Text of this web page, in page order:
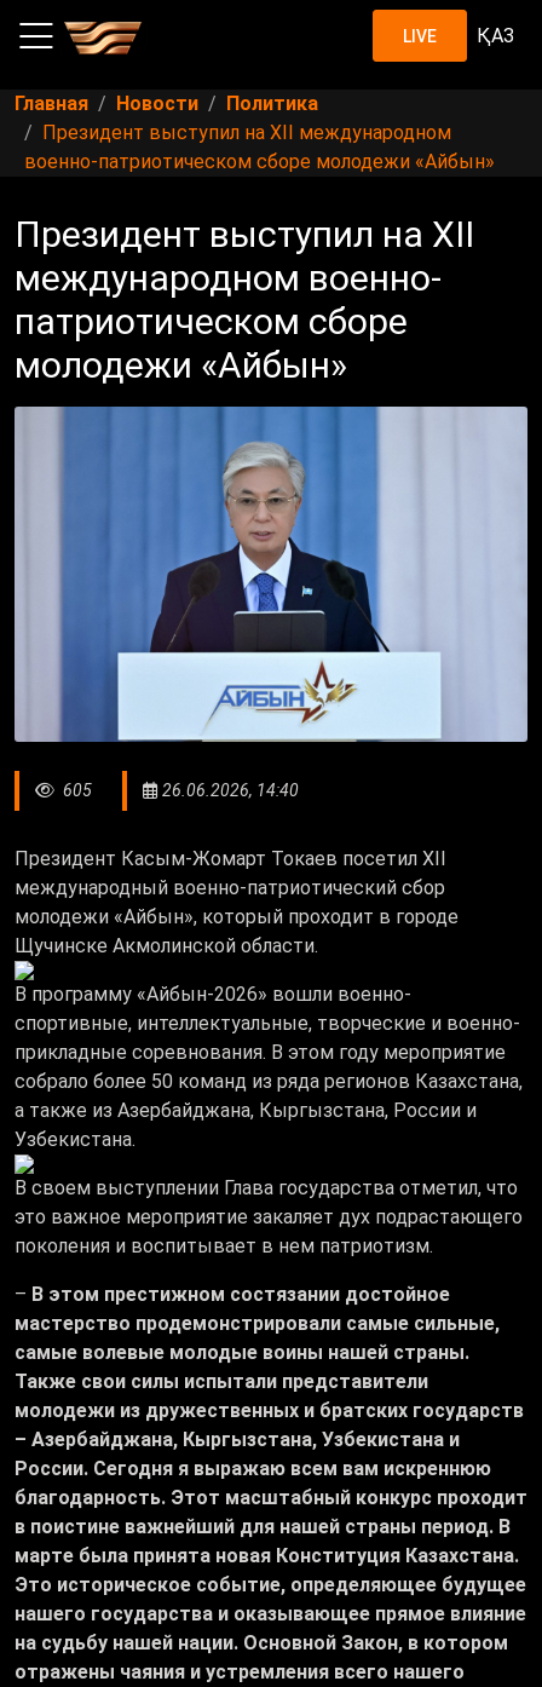
LIVE ҚАЗ
Главная Новости
Политика
Президент выступил на ХІI международном
военно-патриотическом сборе молодежи «Айбын»
Президент выступил на ХІI
международном военно-
патриотическом сборе
молодежи «Айбын»
605 26.06.2026, 14:40
Президент Касым-Жомарт Токаев посетил ХІI
международный военно-патриотический сбор
молодежи «Айбын», который проходит в городе
Щучинске Акмолинской области.
В программу «Айбын-2026» вошли военно-
спортивные, интеллектуальные, творческие и военно-
прикладные соревнования. В этом году мероприятие
собрало более 50 команд из ряда регионов Казахстана,
а также из Азербайджана, Кыргызстана, России и
Узбекистана.
В своем выступлении Глава государства отметил, что
это важное мероприятие закаляет дух подрастающего
поколения и воспитывает в нем патриотизм.
– В этом престижном состязании достойное
мастерство продемонстрировали самые сильные,
самые волевые молодые воины нашей страны.
Также свои силы испытали представители
молодежи из дружественных и братских государств
– Азербайджана, Кыргызстана, Узбекистана и
России. Сегодня я выражаю всем вам искреннюю
благодарность. Этот масштабный конкурс проходит
в поистине важнейший для нашей страны период. В
марте была принята новая Конституция Казахстана.
Это историческое событие, определяющее будущее
нашего государства и оказывающее прямое влияние
на судьбу нашей нации. Основной Закон, в котором
отражены чаяния и устремления всего нашего